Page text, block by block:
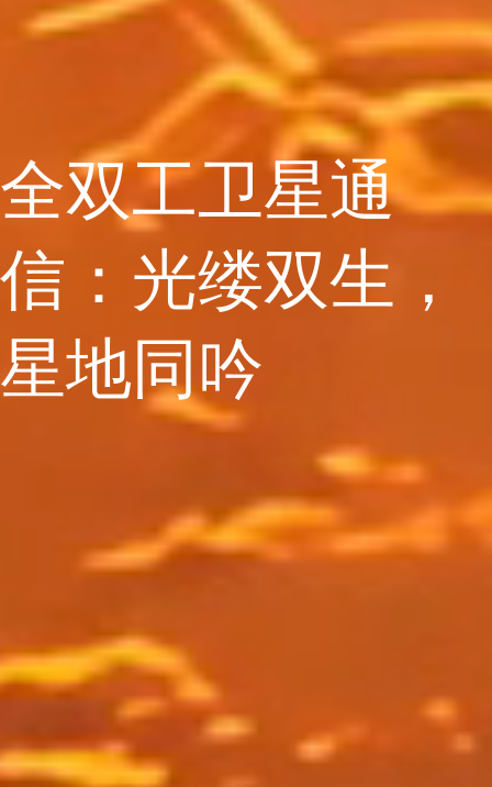
全双工卫星通
信：光缕双生，
星地同吟